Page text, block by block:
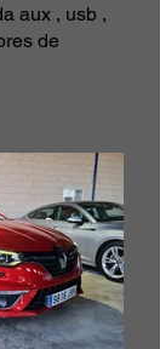
aux , usb ,
de